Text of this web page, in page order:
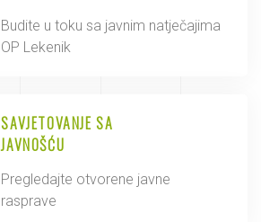
Budite u toku sa javnim natječajima
OP Lekenik
SAVJETOVANJE SA
JAVNOŠĆU
Pregledajte otvorene javne
rasprave